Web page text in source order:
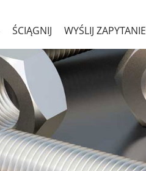
ŚCIĄGNIJ WYŚLIJ ZAPYTANIE